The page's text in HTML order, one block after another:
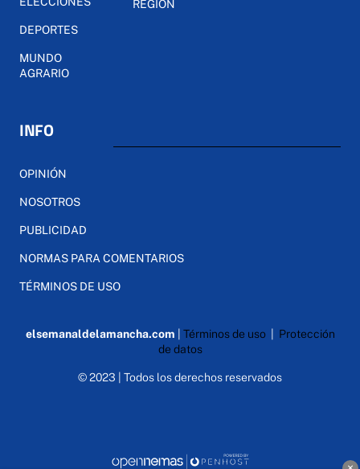
DEPORTES
MUNDO
AGRARIO
REGIÓN
INFO
OPINIÓN
NOSOTROS
PUBLICIDAD
NORMAS PARA COMENTARIOS
TÉRMINOS DE USO
elsemanaldelamancha.com Términos de uso| Protección
de datos
© 2023 | Todos los derechos reservados